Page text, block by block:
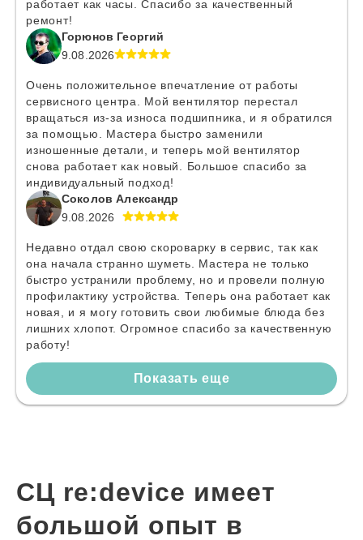
работает как часы. Спасибо за качественный
ремонт!
Горюнов Георгий
9.08.2026
Очень положительное впечатление от работы
сервисного центра. Мой вентилятор перестал
вращаться из-за износа подшипника, и я обратился
за помощью. Мастера быстро заменили
изношенные детали, и теперь мой вентилятор
снова работает как новый. Большое спасибо за
индивидуальный подход!
Соколов Александр
9.08.2026
Недавно отдал свою скороварку в сервис, так как
она начала странно шуметь. Мастера не только
быстро устранили проблему, но и провели полную
профилактику устройства. Теперь она работает как
новая, и я могу готовить свои любимые блюда без
лишних хлопот. Огромное спасибо за качественную
работу!
Показать еще
СЦ re:device имеет
большой опыт в